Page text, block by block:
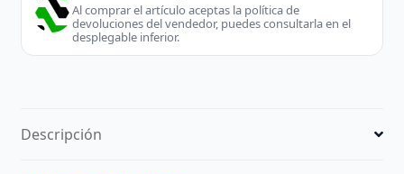
Al comprar el artículo aceptas la política de
devoluciones del vendedor, puedes consultarla en el
desplegable inferior.
Descripción